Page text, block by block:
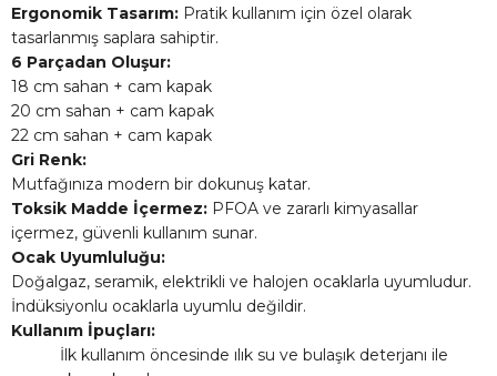
Ergonomik Tasarım: Pratik kullanım için özel olarak
tasarlanmış saplara sahiptir.
6 Parçadan Oluşur:
18 cm sahan + cam kapak
20 cm sahan + cam kapak
22 cm sahan + cam kapak
Gri Renk:
Mutfağınıza modern bir dokunuş katar.
Toksik Madde İçermez: PFOA ve zararlı kimyasallar
içermez, güvenli kullanım sunar.
Ocak Uyumluluğu:
Doğalgaz, seramik, elektrikli ve halojen ocaklarla uyumludur.
İndüksiyonlu ocaklarla uyumlu değildir.
Kullanım İpuçları:
İlk kullanım öncesinde ılık su ve bulaşık deterjanı ile